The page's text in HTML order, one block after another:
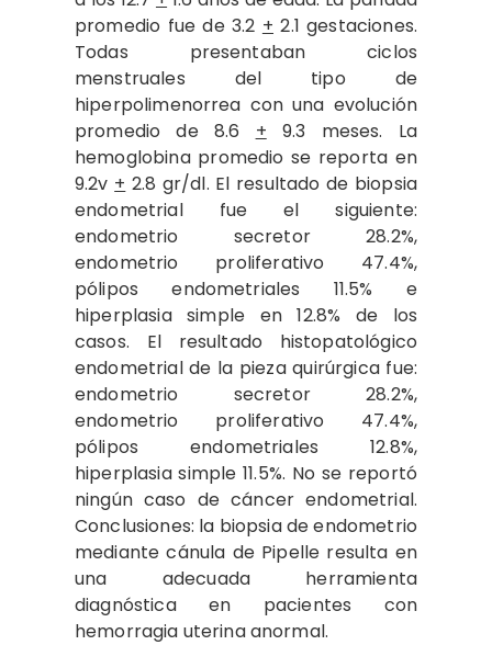
promedio fue de 3.2 + 2.1 gestaciones.
Todas presentaban ciclos
menstruales del tipo de
hiperpolimenorrea con una evolución
promedio de 8.6 + 9.3 meses. La
hemoglobina promedio se reporta en
9.2v + 2.8 gr/dl. El resultado de biopsia
endometrial fue el siguiente:
endometrio secretor 28.2%,
endometrio proliferativo 47.4%,
pólipos endometriales 11.5% e
hiperplasia simple en 12.8% de los
casos. El resultado histopatológico
endometrial de la pieza quirúrgica fue:
endometrio secretor 28.2%,
endometrio proliferativo 47.4%,
pólipos endometriales 12.8%,
hiperplasia simple 11.5%. No se reportó
ningún caso de cáncer endometrial.
Conclusiones: la biopsia de endometrio
mediante cánula de Pipelle resulta en
una adecuada herramienta
diagnóstica en pacientes con
hemorragia uterina anormal.